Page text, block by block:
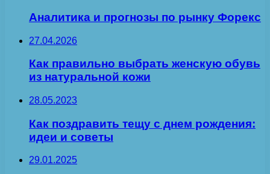
Аналитика и прогнозы по рынку Форекс
27.04.2026
Как правильно выбрать женскую обувь
из натуральной кожи
28.05.2023
Как поздравить тещу с днем рождения:
идеи и советы
29.01.2025